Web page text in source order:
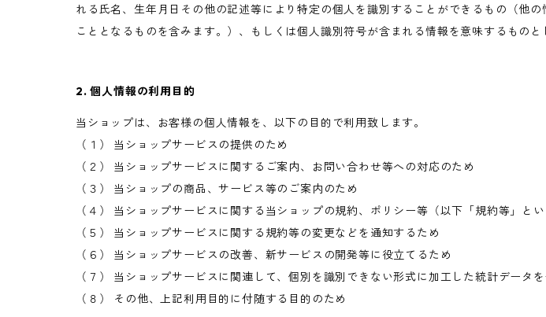
れる氏名、生年月日その他の記述等により特定の個人を識別することができるもの（他
こととなるものを含みます。）、もしくは個人識別符号が含まれる情報を意味するものと
2. 個人情報の利用目的
当ショップは、お客様の個人情報を、以下の目的で利用致します。
（１） 当ショップサービスの提供のため
（２） 当ショップサービスに関するご案内、お問い合わせ等への対応のため
（３） 当ショップの商品、サービス等のご案内のため
（４） 当ショップサービスに関する当ショップの規約、ポリシー等（以下「規約等」と
（５） 当ショップサービスに関する規約等の変更などを通知するため
（６） 当ショップサービスの改善、新サービスの開発等に役立てるため
（７） 当ショップサービスに関連して、個別を識別できない形式に加工した統計データ
（８） その他、上記利用目的に付随する目的のため